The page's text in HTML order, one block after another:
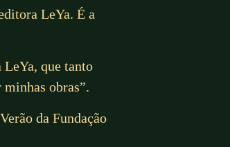
LeYa. É a
LeYa, que tanto
obras”.
da Fundação